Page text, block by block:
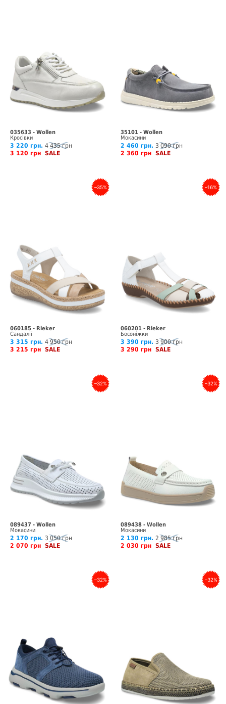
035633 - Wollen
Кросівки
3 220 грн. 4 435 грн
3 120 грн SALE
35101 - Wollen
Мокасини
2 460 грн. 3 090 грн
2 360 грн SALE
–35%
060185 - Rieker
Сандалії
3 315 грн. 4 950 грн
3 215 грн SALE
–16%
060201 - Rieker
Босоніжки
3 390 грн. 3 900 грн
3 290 грн SALE
–32%
089437 - Wollen
Мокасини
2 170 грн. 3 050 грн
2 070 грн SALE
–32%
089438 - Wollen
Мокасини
2 130 грн. 2 985 грн
2 030 грн SALE
–32% –32%